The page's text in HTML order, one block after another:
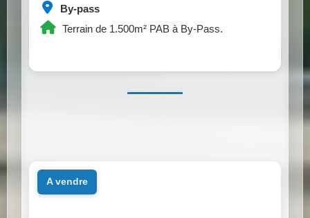
By-pass
Terrain de 1.500m² PAB à By-Pass.
a vendre